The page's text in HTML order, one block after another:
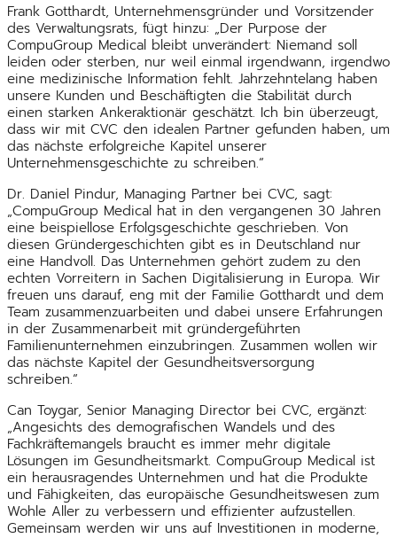
Frank Gotthardt, Unternehmensgründer und Vorsitzender
des Verwaltungsrats, fügt hinzu: „Der Purpose der
CompuGroup Medical bleibt unverändert: Niemand soll
leiden oder sterben, nur weil einmal irgendwann, irgendwo
eine medizinische Information fehlt. Jahrzehntelang haben
unsere Kunden und Beschäftigten die Stabilität durch
einen starken Ankeraktionär geschätzt. Ich bin überzeugt,
dass wir mit CVC den idealen Partner gefunden haben, um
das nächste erfolgreiche Kapitel unserer
Unternehmensgeschichte zu schreiben.“
Dr. Daniel Pindur, Managing Partner bei CVC, sagt:
„CompuGroup Medical hat in den vergangenen 30 Jahren
eine beispiellose Erfolgsgeschichte geschrieben. Von
diesen Gründergeschichten gibt es in Deutschland nur
eine Handvoll. Das Unternehmen gehört zudem zu den
echten Vorreitern in Sachen Digitalisierung in Europa. Wir
freuen uns darauf, eng mit der Familie Gotthardt und dem
Team zusammenzuarbeiten und dabei unsere Erfahrungen
in der Zusammenarbeit mit gründergeführten
Familienunternehmen einzubringen. Zusammen wollen wir
das nächste Kapitel der Gesundheitsversorgung
schreiben.“
Can Toygar, Senior Managing Director bei CVC, ergänzt:
„Angesichts des demografischen Wandels und des
Fachkräftemangels braucht es immer mehr digitale
Lösungen im Gesundheitsmarkt. CompuGroup Medical ist
ein herausragendes Unternehmen und hat die Produkte
und Fähigkeiten, das europäische Gesundheitswesen zum
Wohle Aller zu verbessern und effizienter aufzustellen.
Gemeinsam werden wir uns auf Investitionen in moderne,